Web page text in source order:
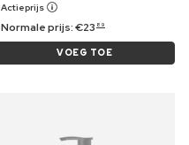
Actieprijs
Normale prijs:€23 89
VOEG TOE